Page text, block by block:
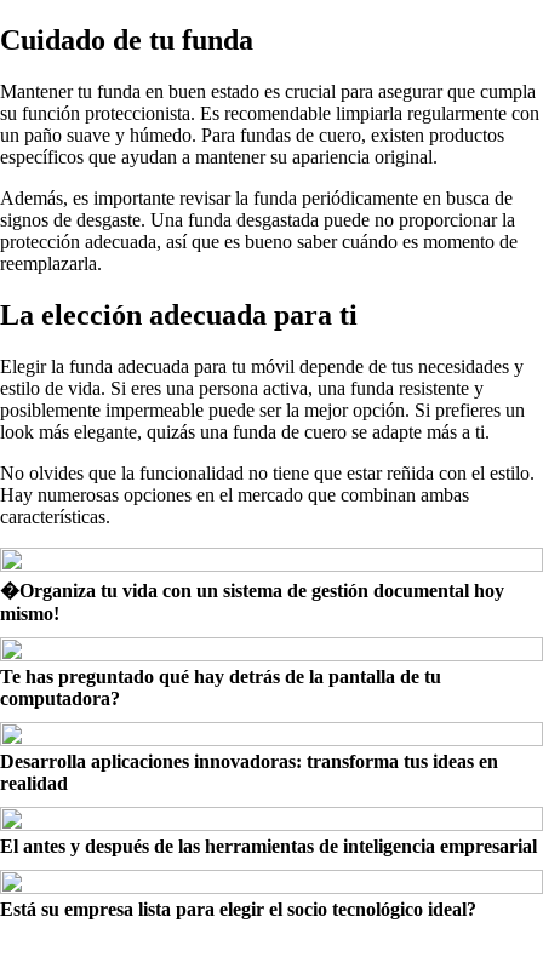
Cuidado de tu funda
Mantener tu funda en buen estado es crucial para asegurar que cumpla
su función proteccionista. Es recomendable limpiarla regularmente con
un paño suave y húmedo. Para fundas de cuero, existen productos
específicos que ayudan a mantener su apariencia original.
Además, es importante revisar la funda periódicamente en busca de
signos de desgaste. Una funda desgastada puede no proporcionar la
protección adecuada, así que es bueno saber cuándo es momento de
reemplazarla.
La elección adecuada para ti
Elegir la funda adecuada para tu móvil depende de tus necesidades y
estilo de vida. Si eres una persona activa, una funda resistente y
posiblemente impermeable puede ser la mejor opción. Si prefieres un
look más elegante, quizás una funda de cuero se adapte más a ti.
No olvides que la funcionalidad no tiene que estar reñida con el estilo.
Hay numerosas opciones en el mercado que combinan ambas
características.
�Organiza tu vida con un sistema de gestión documental hoy
mismo!
Te has preguntado qué hay detrás de la pantalla de tu
computadora?
Desarrolla aplicaciones innovadoras: transforma tus ideas en
realidad
El antes y después de las herramientas de inteligencia empresarial
Está su empresa lista para elegir el socio tecnológico ideal?